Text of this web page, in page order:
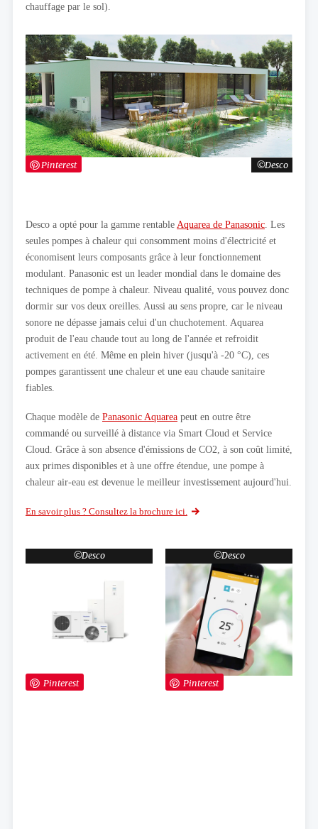
chauffage par le sol).
Desco
Pinterest
Desco a opté pour la gamme rentableAquarea de Panasonic. Les
seules pompes à chaleur qui consomment moins d'électricité et
économisent leurs composants grâce à leur fonctionnement
modulant. Panasonic est un leader mondial dans le domaine des
techniques de pompe à chaleur. Niveau qualité, vous pouvez donc
dormir sur vos deux oreilles. Aussi au sens propre, car le niveau
sonore ne dépasse jamais celui d'un chuchotement. Aquarea
produit de l'eau chaude tout au long de l'année et refroidit
activement en été. Même en plein hiver (jusqu'à -20 °C), ces
pompes garantissent une chaleur et une eau chaude sanitaire
fiables.
Chaque modèle de Panasonic Aquarea peut en outre être
commandé ou surveillé à distance via Smart Cloud et Service
Cloud. Grâce à son absence d'émissions de CO2, à son coût limité,
aux primes disponibles et à une offre étendue, une pompe à
chaleur air-eau est devenue le meilleur investissement aujourd'hui.
En savoir plus ? Consultez la brochure ici.
Desco
Pinterest
Desco
Pinterest